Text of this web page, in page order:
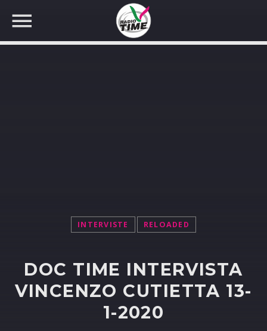
INTERVISTE RELOADED
DOC TIME INTERVISTA
VINCENZO CUTIETTA 13-
1-2020